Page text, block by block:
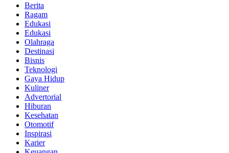
Berita
Ragam
Edukasi
Edukasi
Olahraga
Destinasi
Bisnis
Teknologi
Gaya Hidup
Kuliner
Advertorial
Hiburan
Kesehatan
Otomotif
Inspirasi
Karier